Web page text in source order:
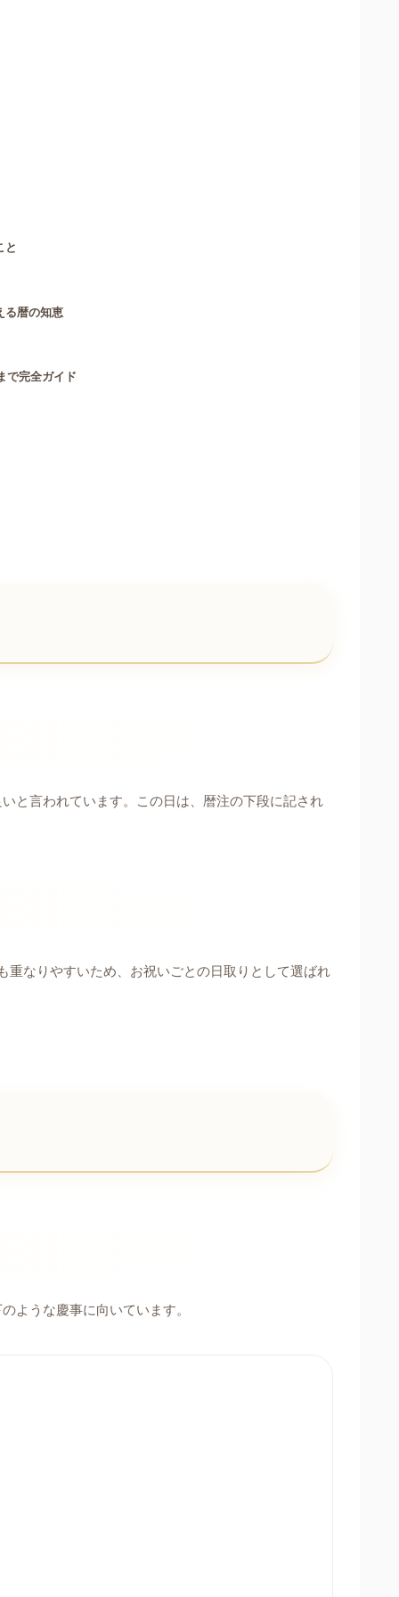
と
る暦の知恵
で完全ガイド
と言われています。この日は、暦注の下段に記され
なりやすいため、お祝いごとの日取りとして選ばれ
ような慶事に向いています。